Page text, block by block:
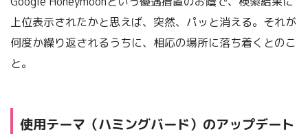
上位表示されたかと思えば、突然、パッと消える。それが
何度か繰り返されるうちに、相応の場所に落ち着くとのこ
と。
使用テーマ（ハミングバード）のアップデート